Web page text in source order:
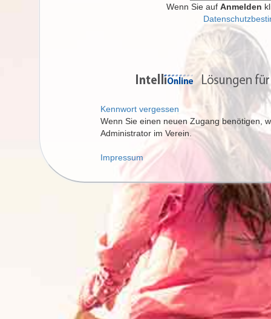
Wenn Sie auf Anmelden
Kennwort vergessen
Wenn Sie einen neuen Zugang benötigen,
Administrator im Verein.
Impressum